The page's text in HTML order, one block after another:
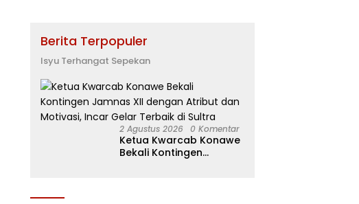
Berita Terpopuler
Isyu Terhangat Sepekan
2 Agustus 2026 0 Komentar
Ketua Kwarcab Konawe
Bekali Kontingen